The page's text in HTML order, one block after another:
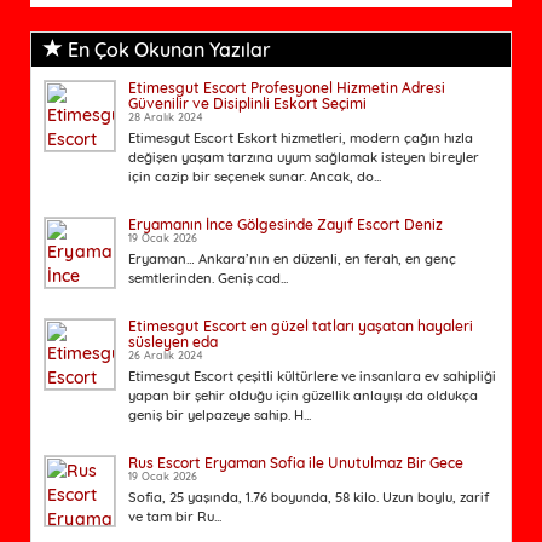
En Çok Okunan Yazılar
Etimesgut Escort Profesyonel Hizmetin Adresi
Güvenilir ve Disiplinli Eskort Seçimi
28 Aralık 2024
Etimesgut Escort Eskort hizmetleri, modern çağın hızla
değişen yaşam tarzına uyum sağlamak isteyen bireyler
için cazip bir seçenek sunar. Ancak, do...
Eryamanın İnce Gölgesinde Zayıf Escort Deniz
19 Ocak 2026
Eryaman… Ankara’nın en düzenli, en ferah, en genç
semtlerinden. Geniş cad...
Etimesgut Escort en güzel tatları yaşatan hayaleri
süsleyen eda
26 Aralık 2024
Etimesgut Escort çeşitli kültürlere ve insanlara ev sahipliği
yapan bir şehir olduğu için güzellik anlayışı da oldukça
geniş bir yelpazeye sahip. H...
Rus Escort Eryaman Sofia ile Unutulmaz Bir Gece
19 Ocak 2026
Sofia, 25 yaşında, 1.76 boyunda, 58 kilo. Uzun boylu, zarif
ve tam bir Ru...